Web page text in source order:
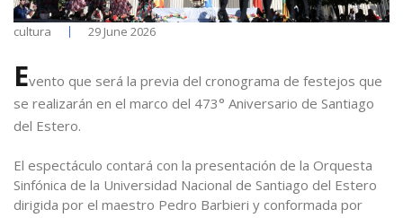
cultura 29 June 2026
Evento que será la previa del cronograma de festejos que
se realizarán en el marco del 473° Aniversario de Santiago
del Estero.
El espectáculo contará con la presentación de la Orquesta
Sinfónica de la Universidad Nacional de Santiago del Estero
dirigida por el maestro Pedro Barbieri y conformada por